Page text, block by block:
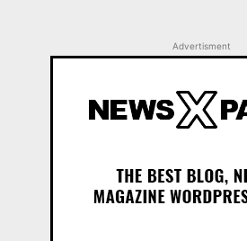
Advertisment